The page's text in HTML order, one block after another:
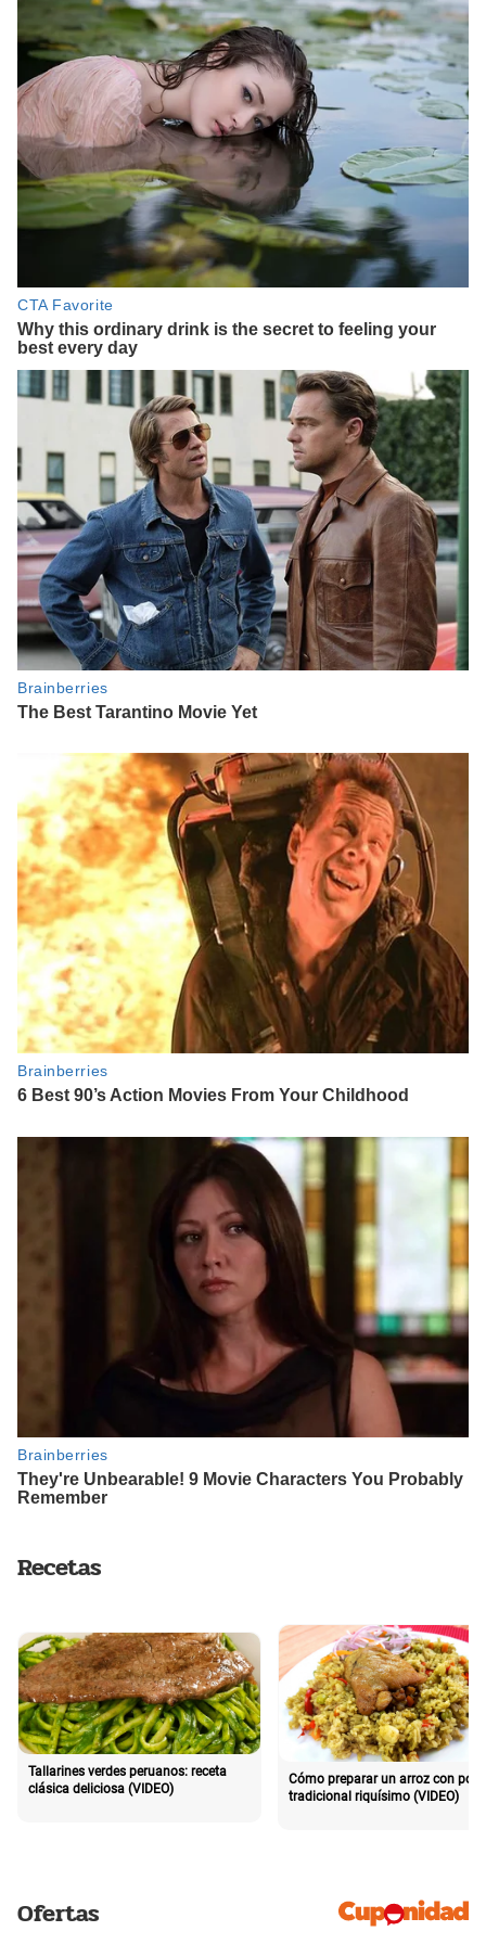
Recetas
Tallarines verdes peruanos: receta
clásica deliciosa (VIDEO)
Cómo preparar un arroz con pollo
tradicional riquísimo (VIDEO)
Ofertas